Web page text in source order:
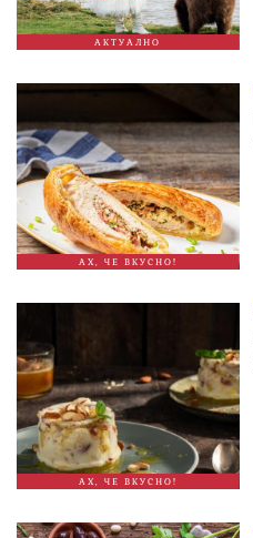
АКТУАЛНО
АХ, ЧЕ ВКУСНО!
АХ, ЧЕ ВКУСНО!